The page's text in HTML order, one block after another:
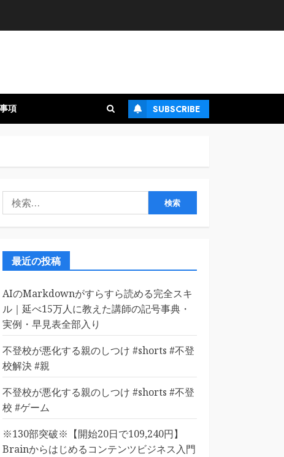
項 SUBSCRIBE
検
索:
最近の投稿
AIのMarkdownがすらすら読める完全スキ
ル｜延べ15万人に教えた講師の記号事典・
実例・早見表全部入り
不登校が悪化する親のしつけ #shorts #不登
校解決 #親
不登校が悪化する親のしつけ #shorts #不登
校 #ゲーム
※130部突破※【開始20日で109,240円】
Brainからはじめるコンテンツビジネス入門